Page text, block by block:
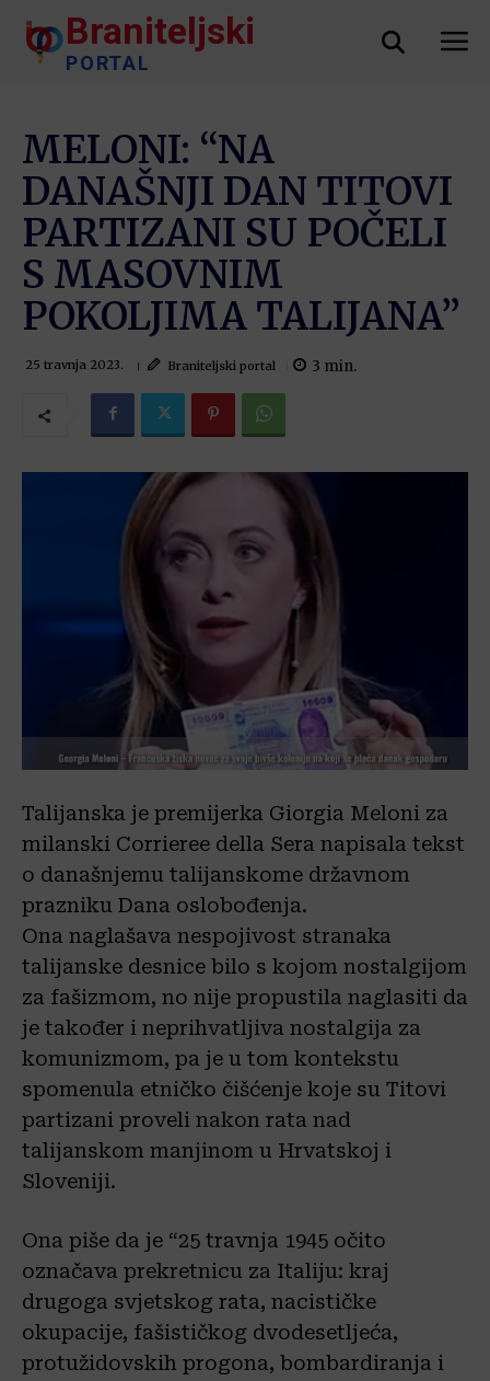
Braniteljski
PORTAL
MELONI: “NA
DANAŠNJI DAN TITOVI
PARTIZANI SU POČELI
S MASOVNIM
POKOLJIMA TALIJANA”
25 travnja 2023. Braniteljski portal 3 min.
Talijanska je premijerka Giorgia Meloni za
milanski Corrieree della Sera napisala tekst
o današnjemu talijanskome državnom
prazniku Dana oslobođenja.
Ona naglašava nespojivost stranaka
talijanske desnice bilo s kojom nostalgijom
za fašizmom, no nije propustila naglasiti da
je također i neprihvatljiva nostalgija za
komunizmom, pa je u tom kontekstu
spomenula etničko čišćenje koje su Titovi
partizani proveli nakon rata nad
talijanskom manjinom u Hrvatskoj i
Sloveniji.
Ona piše da je “25 travnja 1945 očito
označava prekretnicu za Italiju: kraj
drugoga svjetskog rata, nacističke
okupacije, fašističkog dvodesetljeća,
protužidovskih progona, bombardiranja i